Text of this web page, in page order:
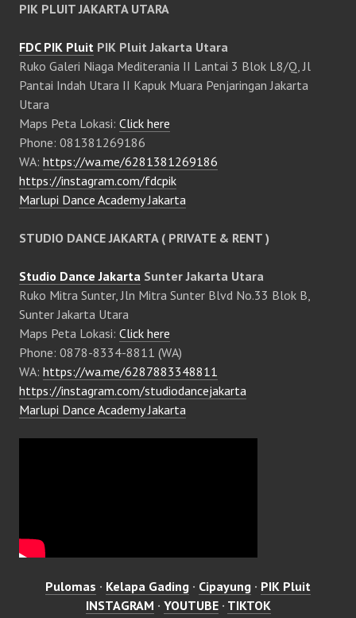
PIK PLUIT JAKARTA UTARA
FDC PIK Pluit PIK Pluit Jakarta Utara
Ruko Galeri Niaga Mediterania II Lantai 3 Blok L8/Q, Jl
Pantai Indah Utara II Kapuk Muara Penjaringan Jakarta
Utara
Maps Peta Lokasi: Click here
Phone: 081381269186
WA: https://wa.me/6281381269186
https://instagram.com/fdcpik
Marlupi Dance Academy Jakarta
STUDIO DANCE JAKARTA ( PRIVATE & RENT )
Studio Dance Jakarta Sunter Jakarta Utara
Ruko Mitra Sunter, Jln Mitra Sunter Blvd No.33 Blok B,
Sunter Jakarta Utara
Maps Peta Lokasi: Click here
Phone: 0878-8334-8811 (WA)
WA: https://wa.me/6287883348811
https://instagram.com/studiodancejakarta
Marlupi Dance Academy Jakarta
Pulomas · Kelapa Gading · Cipayung · PIK Pluit
INSTAGRAM · YOUTUBE· TIKTOK